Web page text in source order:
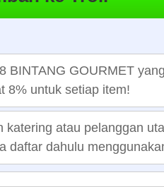
BINTANG GOURMET
8% untuk setiap item!
katering atau pelanggan
daftar dahulu